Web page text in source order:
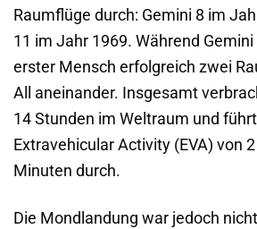
Raumflüge durch: Gemini 8 im
11 im Jahr 1969. Während
erster Mensch erfolgreich zwei
All aneinander. Insgesamt
14 Stunden im Weltraum und
Extravehicular Activity (EVA) von
Minuten durch.
Die Mondlandung war jedoch